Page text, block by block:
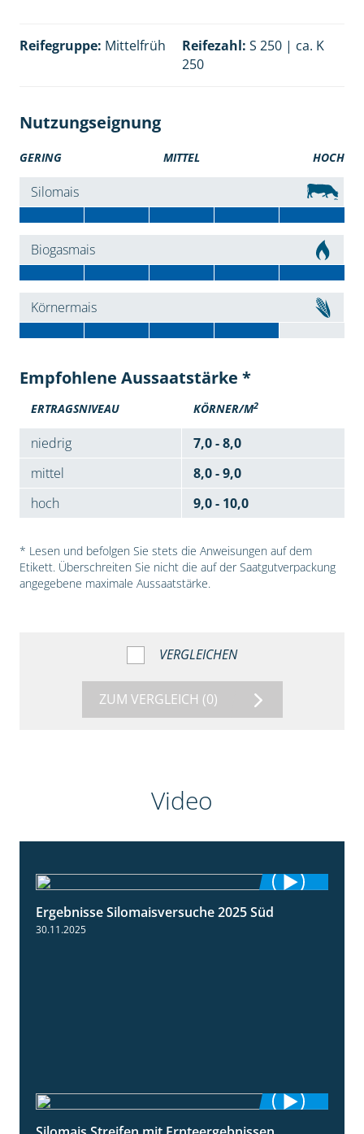
Reifegruppe: Mittelfrüh Reifezahl: S 250 | ca. K
250
Nutzungseignung
GERING MITTEL HOCH
Silomais
Biogasmais
Körnermais
Empfohlene Aussaatstärke *
ERTRAGSNIVEAU KÖRNER/M2
niedrig
7,0 - 8,0
mittel
8,0 - 9,0
hoch
9,0 - 10,0
* Lesen und befolgen Sie stets die Anweisungen auf dem
Etikett. Überschreiten Sie nicht die auf der Saatgutverpackung
angegebene maximale Aussaatstärke.
VERGLEICHEN
ZUM VERGLEICH (0)
Video
Ergebnisse Silomaisversuche 2025 Süd
30.11.2025